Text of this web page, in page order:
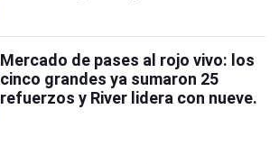
Mercado de pases al rojo vivo: los
cinco grandes ya sumaron 25
refuerzos y River lidera con nueve.